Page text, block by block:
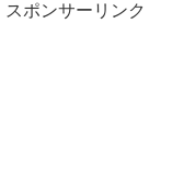
スポンサーリンク